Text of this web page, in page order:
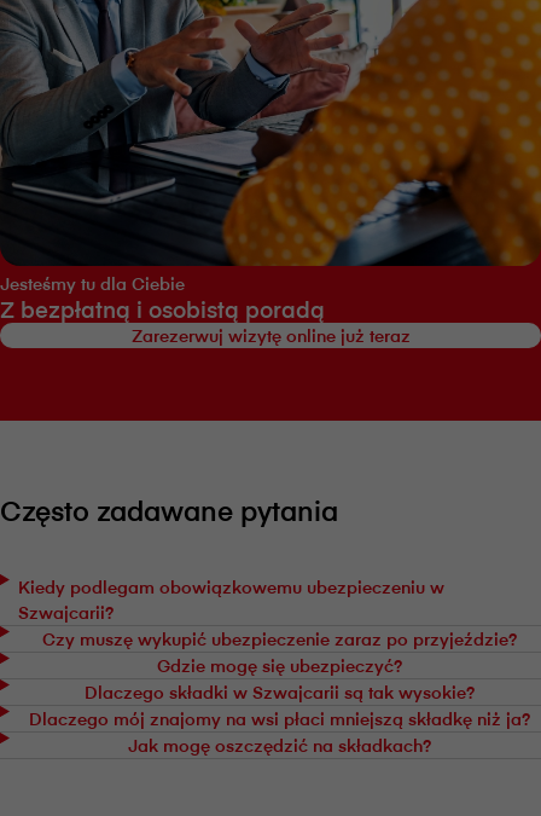
Jesteśmy tu dla Ciebie
Z bezpłatną i osobistą poradą
Zarezerwuj wizytę online już teraz
Często zadawane pytania
Kiedy podlegam obowiązkowemu ubezpieczeniu w
Szwajcarii?
Czy muszę wykupić ubezpieczenie zaraz po przyjeździe?
Gdzie mogę się ubezpieczyć?
Dlaczego składki w Szwajcarii są tak wysokie?
Dlaczego mój znajomy na wsi płaci mniejszą składkę niż ja?
Jak mogę oszczędzić na składkach?